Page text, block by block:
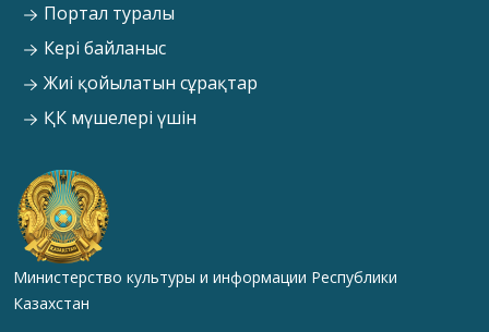
Портал туралы
Кері байланыс
Жиі қойылатын сұрақтар
ҚК мүшелері үшін
Министерство культуры и информации Республики
Казахстан